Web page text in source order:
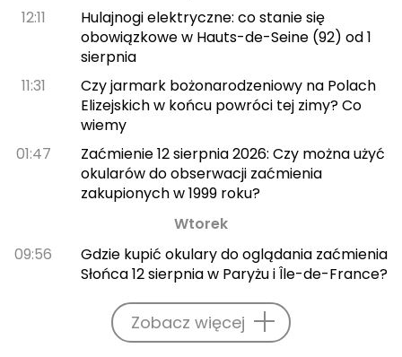
12:11
Hulajnogi elektryczne: co stanie się
obowiązkowe w Hauts-de-Seine (92) od 1
sierpnia
11:31
Czy jarmark bożonarodzeniowy na Polach
Elizejskich w końcu powróci tej zimy? Co
wiemy
01:47
Zaćmienie 12 sierpnia 2026: Czy można użyć
okularów do obserwacji zaćmienia
zakupionych w 1999 roku?
Wtorek
09:56
Gdzie kupić okulary do oglądania zaćmienia
Słońca 12 sierpnia w Paryżu i Île-de-France?
Zobacz więcej